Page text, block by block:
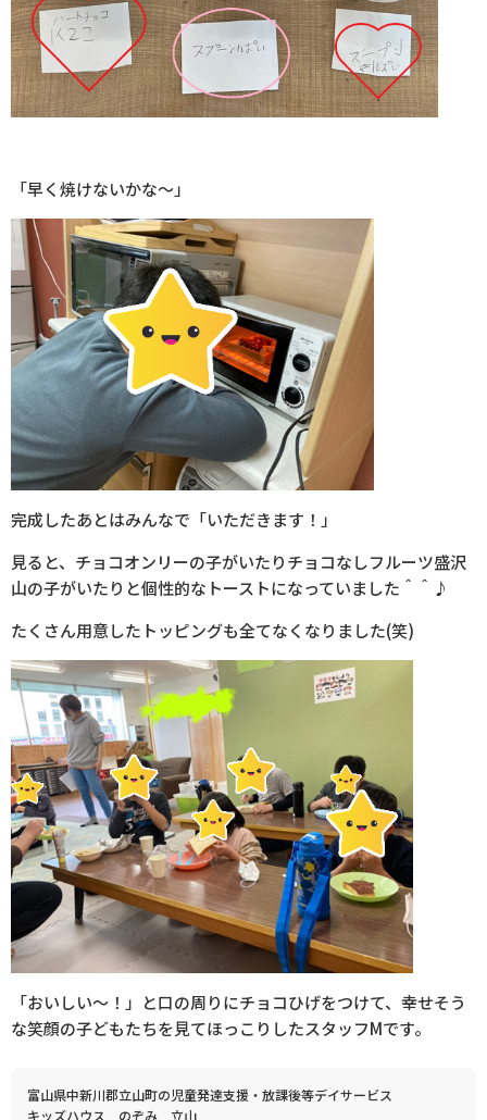
「早く焼けないかな～」
完成したあとはみんなで「いただきます！」
見ると、チョコオンリーの子がいたりチョコなしフルーツ盛沢
山の子がいたりと個性的なトーストになっていました＾＾♪
たくさん用意したトッピングも全てなくなりました(笑)
「おいしい～！」と口の周りにチョコひげをつけて、幸せそう
な笑顔の子どもたちを見てほっこりしたスタッフMです。
富山県中新川郡立山町の児童発達支援・放課後等デイサービス
キッズハウス のぞみ 立山